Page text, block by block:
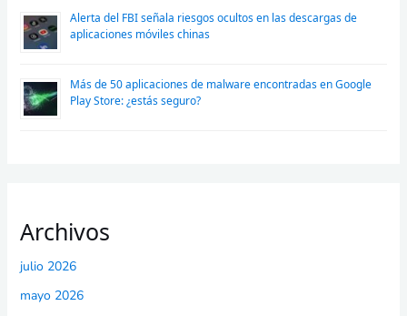
Alerta del FBI señala riesgos ocultos en las descargas de
aplicaciones móviles chinas
Más de 50 aplicaciones de malware encontradas en Google
Play Store: ¿estás seguro?
Archivos
julio 2026
mayo 2026